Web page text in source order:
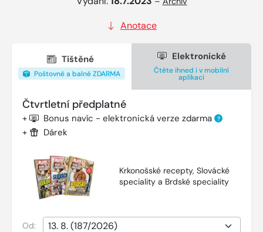
Anotace
Tištěné
Poštovné a balné ZDARMA
Elektronické
Čtěte ihned i v mobilní
aplikaci
Čtvrtletní předplatné
+ Bonus navíc - elektronická verze zdarma ?
+ Dárek
Krkonošské recepty, Slovácké
speciality a Brdské speciality
Od: